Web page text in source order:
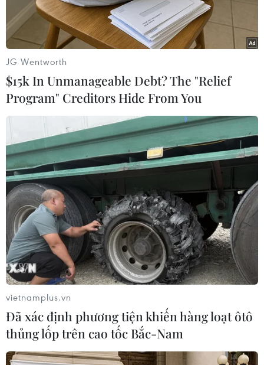
phương thức.
Các trường đại học tại Thành phố Hồ Chí Minh vẫn giữ phương
thức tuyển sinh như những năm trước. (Ảnh: Hoàng
Hiếu/TTXVN)
Thời điểm này, một số trường Đại học tại Thành
phố Hồ Chí Minh đã công bố thông tin tuyển
sinh năm 2024.
Là năm cuối tuyển sinh lứa học sinh học theo
Chương trình giáo dục phổ thông 2006, các
trường dự kiến giữ ổn định về phương thức
tuyển sinh như những năm trước, chỉ điều
JG Wentworth
$15k In Unmanageable Debt? The "Relief
Program" Creditors Hide From You
vietnamplus.vn
Đã xác định phương tiện khiến hàng loạt ôtô
thủng lốp trên cao tốc Bắc-Nam